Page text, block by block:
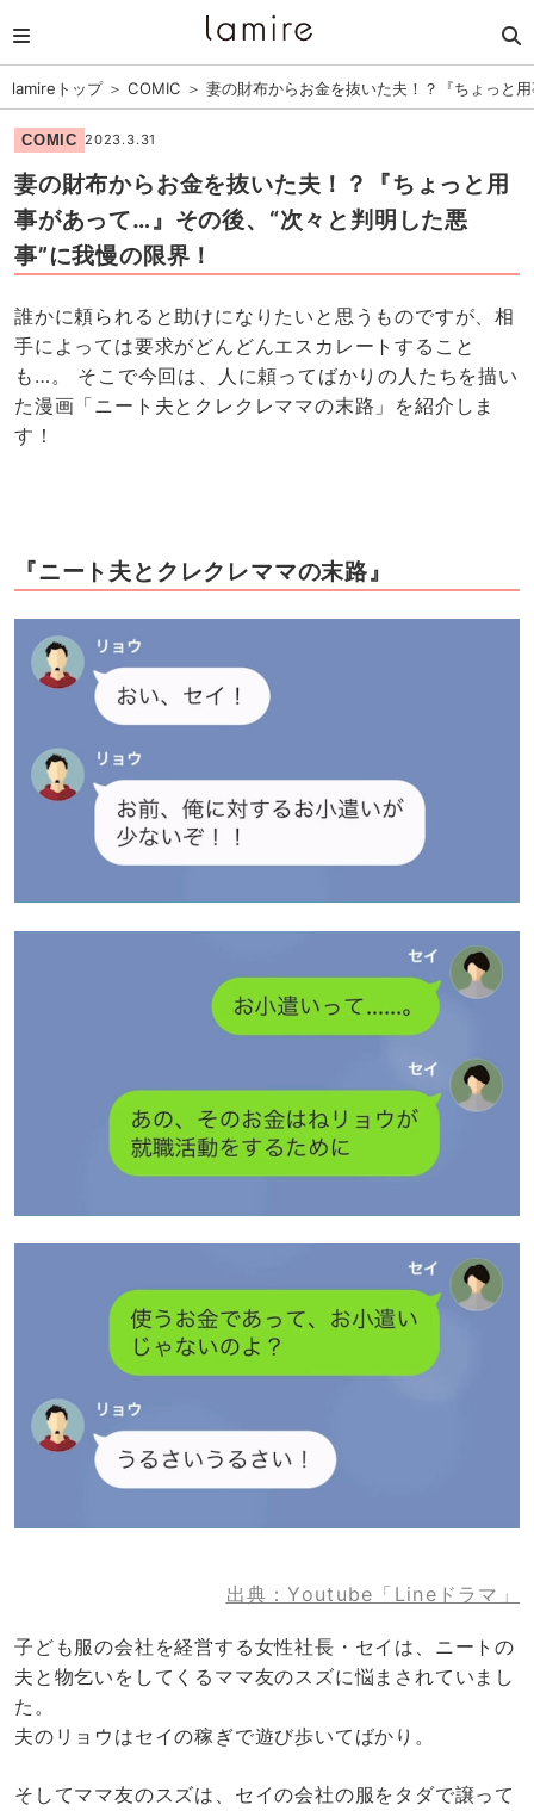
lamireトップ＞ COMIC ＞ 妻の財布からお金を抜いた夫！？『ちょっと
COMIC 2023.3.31
妻の財布からお金を抜いた夫！？『ちょっと用
事があって…』その後、“次々と判明した悪
事”に我慢の限界！
誰かに頼られると助けになりたいと思うものですが、相
手によっては要求がどんどんエスカレートすること
も…。 そこで今回は、人に頼ってばかりの人たちを描い
た漫画「ニート夫とクレクレママの末路」を紹介しま
す！
『ニート夫とクレクレママの末路』
出典：Youtube「Lineドラマ」
子ども服の会社を経営する女性社長・セイは、ニートの
夫と物乞いをしてくるママ友のスズに悩まされていまし
た。
夫のリョウはセイの稼ぎで遊び歩いてばかり。
そしてママ友のスズは、セイの会社の服をタダで譲って